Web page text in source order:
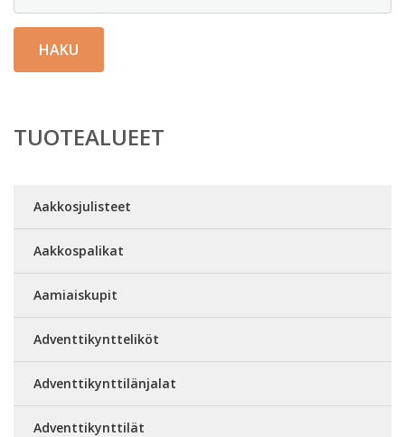
HAKU
TUOTEALUEET
Aakkosjulisteet
Aakkospalikat
Aamiaiskupit
Adventtikyntteliköt
Adventtikynttilänjalat
Adventtikynttilät